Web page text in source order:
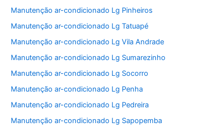
Manutenção ar-condicionado Lg Pinheiros
Manutenção ar-condicionado Lg Tatuapé
Manutenção ar-condicionado Lg Vila Andrade
Manutenção ar-condicionado Lg Sumarezinho
Manutenção ar-condicionado Lg Socorro
Manutenção ar-condicionado Lg Penha
Manutenção ar-condicionado Lg Pedreira
Manutenção ar-condicionado Lg Sapopemba